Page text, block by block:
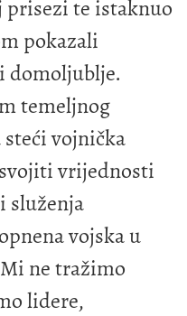
prisezi te istaknuo
pokazali
domoljublje.
temeljnog
vojnička
vrijednosti
služenja
vojska u
ne tražimo
lidere,